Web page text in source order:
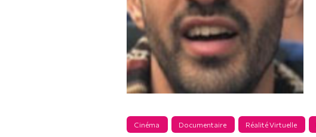
Cinéma Documentaire Réalité Virtuelle